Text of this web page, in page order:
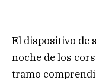
El dispositivo de
noche de los
tramo